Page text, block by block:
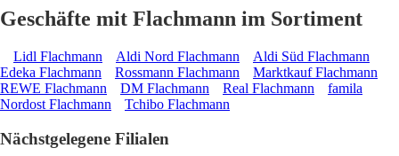
Geschäfte mit Flachmann im Sortiment
Lidl Flachmann Aldi Nord Flachmann
Aldi Süd Flachmann
Edeka Flachmann
Rossmann Flachmann
Marktkauf Flachmann
REWE Flachmann
DM Flachmann Real Flachmann
famila
Nordost Flachmann
Tchibo Flachmann
Nächstgelegene Filialen